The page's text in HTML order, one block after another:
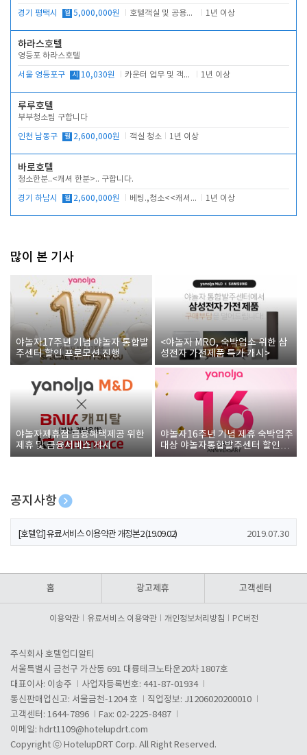
경기 평택시 월 5,000,000원 호텔객실 및 공용시설 청소 관리 1년 이상
하라스호텔
영등포 하라스호텔
서울 영등포구 시 10,030원 카운터 업무 및 객실관리(청소상태 확인, 객실판매) 1년 이상
루루호텔
부부청소팀 구합니다
인천 남동구 월 2,600,000원 객실 청소 1년 이상
바로호텔
청소한분..<캐셔 한분>.. 구합니다.
경기 하남시 월 2,600,000원 베팅.,청소<<캐셔 모셔봅니다. 1년 이상
많이 본 기사
야놀자17주년 기념 야놀자 통합발
주센터 할인 프로모션 진행
<야놀자 MRO, 숙박업소 위한 삼
성전자 가전제품 특가 개시>
야놀자제휴점 금융혜택제공 위한
제휴 및 금융서비스 게시
야놀자16주년 기념 제휴 숙박업주
대상 야놀자통합발주센터 할인쿠
폰 증정
공지사항
[호텔업] 개인정보 처리방침 개정본1 (19.09.02)
[호텔업] 유료서비스 이용약관 개정본2 (19.09.02) 2019.07.30
홈 광고제휴 고객센터
이용약관 유료서비스 이용약관 개인정보처리방침 PC버전
주식회사 호텔업디알티
서울특별시 금천구 가산동 691 대륭테크노타운20차 1807호
대표이사: 이송주
사업자등록번호: 441-87-01934
통신판매업신고: 서울금천-1204 호
직업정보: J1206020200010
고객센터: 1644-7896
Fax: 02-2225-8487
이메일: hdrt1109@hotelupdrt.com
Copyright ⓒ HotelupDRT Corp. All Right Reserved.